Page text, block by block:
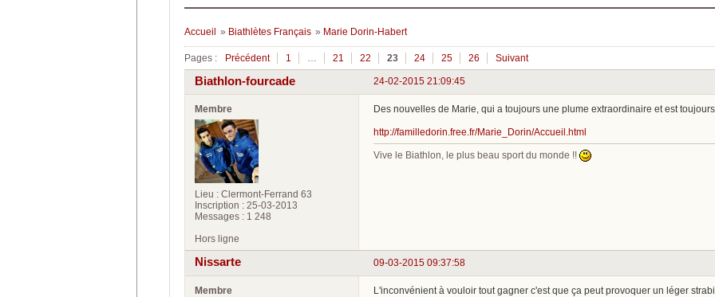
Accueil » Biathlètes Français » Marie Dorin-Habert
Pages : Précédent 1 … 21 22 23 24 25 26 Suivant
24-02-2015 21:09:45
Biathlon-fourcade
Membre
Lieu : Clermont-Ferrand 63
Inscription : 25-03-2013
Messages : 1 248
Des nouvelles de Marie, qui a toujours une plume extraordinaire et est
http://familledorin.free.fr/Marie_Dorin/Accueil.html
Vive le Biathlon, le plus beau sport du monde !!
Hors ligne
09-03-2015 09:37:58
Nissarte
Membre
L'inconvénient à vouloir tout gagner c'est que ça peut provoquer un léger